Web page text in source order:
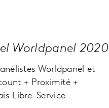
Worldpanel 2020
Worldpanel et
+ Proximité +
Libre-Service